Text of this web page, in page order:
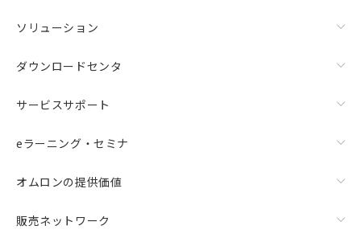
ソリューション
ダウンロードセンタ
サービスサポート
eラーニング・セミナ
オムロンの提供価値
販売ネットワーク